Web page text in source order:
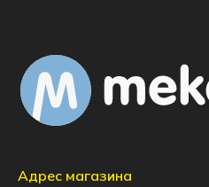
Адрес магазина